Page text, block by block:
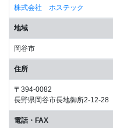
株式会社 ホステック
地域
岡谷市
住所
〒394-0082
長野県岡谷市長地御所2-12-28
電話・FAX